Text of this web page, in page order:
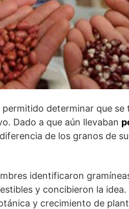
permitido determinar que
Dado a que aún llevaban
de los granos de
identificaron
y concibieron la
y crecimiento de